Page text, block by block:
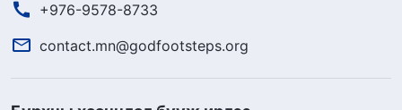
+976-9578-8733
contact.mn@godfootsteps.org